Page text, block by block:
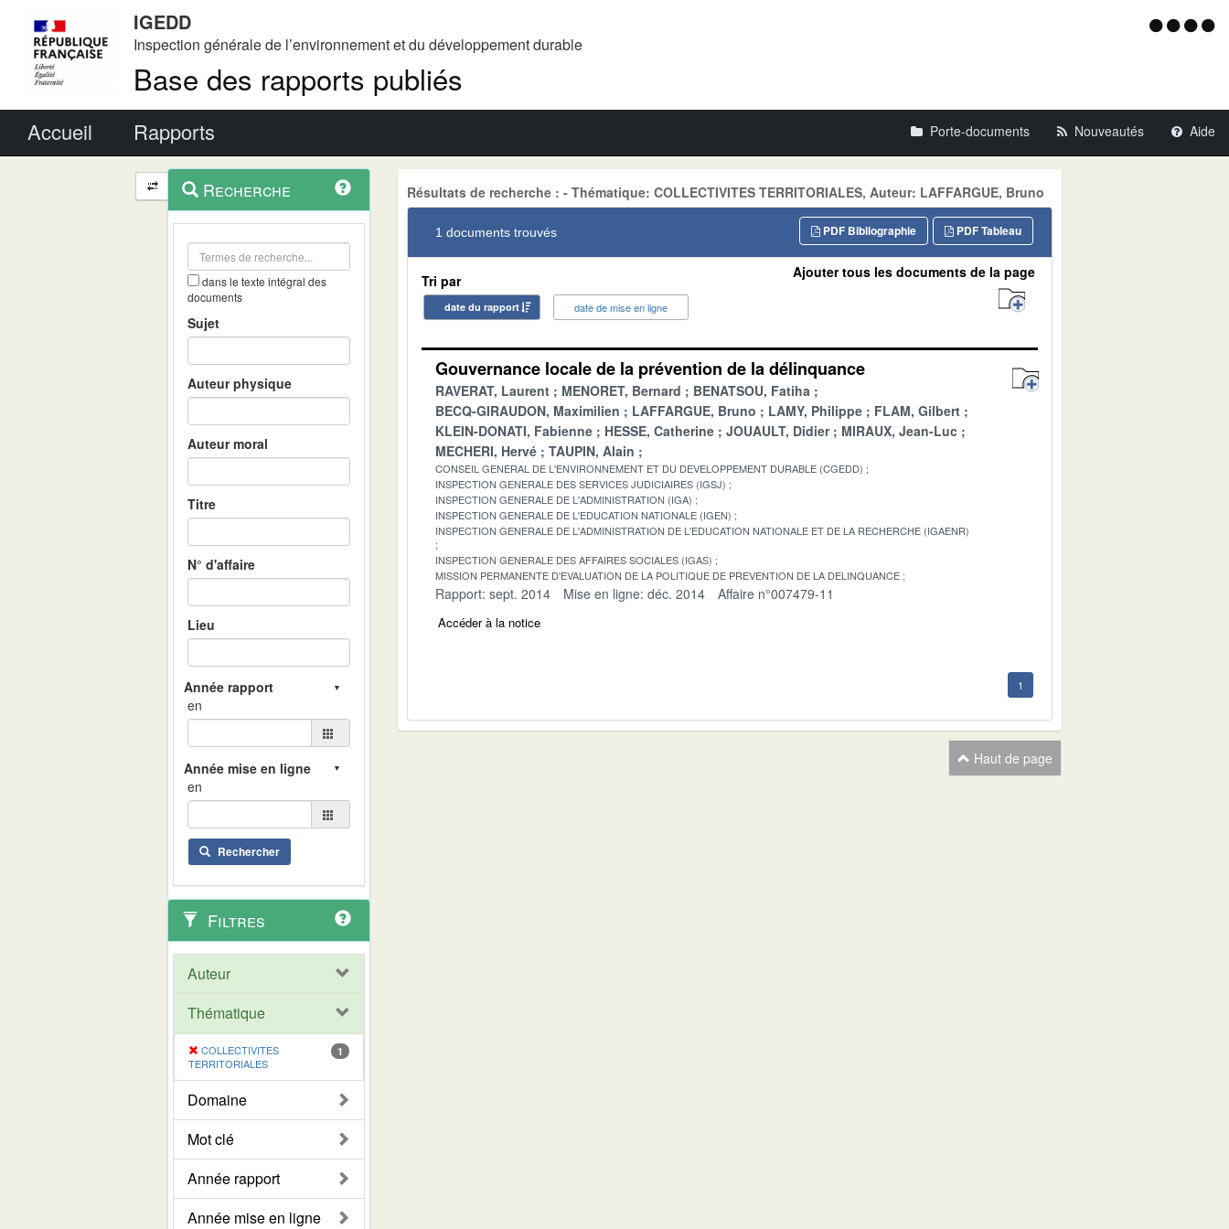
IGEDD
Inspection générale de l’environnement et du développement durable
Base des rapports publiés
Menu
Accueil Rapports Porte-documents Nouveautés Aide
Navigation
et
outils
contextuel
Recherche
dans le texte intégral des
documents
Sujet
Auteur physique
Auteur moral
Titre
N° d'affaire
Lieu
en
en
Rechercher
Filtres
Auteur
Thématique
COLLECTIVITES
TERRITORIALES
1
Domaine
Mot clé
Année rapport
Année mise en ligne
Résultats de recherche : - Thématique: COLLECTIVITES TERRITORIALES, Auteur: LAFFARGUE, Bruno
1 documents trouvés PDF Tableau
PDF Bibliographie
Tri par
date du rapport date de mise en ligne
Ajouter tous les documents de la page
Gouvernance locale de la prévention de la délinquance
RAVERAT, Laurent MENORET, Bernard
BENATSOU, Fatiha
BECQ-GIRAUDON, Maximilien
LAFFARGUE, Bruno LAMY, Philippe
FLAM, Gilbert
KLEIN-DONATI, Fabienne
HESSE, Catherine JOUAULT, Didier
MIRAUX, Jean-Luc
MECHERI, Hervé
TAUPIN, Alain
CONSEIL GENERAL DE L'ENVIRONNEMENT ET DU DEVELOPPEMENT DURABLE (CGEDD)
INSPECTION GENERALE DES SERVICES JUDICIAIRES (IGSJ)
INSPECTION GENERALE DE L'ADMINISTRATION (IGA)
INSPECTION GENERALE DE L'EDUCATION NATIONALE (IGEN)
INSPECTION GENERALE DE L'ADMINISTRATION DE L'EDUCATION NATIONALE ET DE LA RECHERCHE (IGAENR)
INSPECTION GENERALE DES AFFAIRES SOCIALES (IGAS)
MISSION PERMANENTE D'EVALUATION DE LA POLITIQUE DE PREVENTION DE LA DELINQUANCE
Rapport: sept. 2014 Mise en ligne: déc. 2014 Affaire n°007479-11
Accéder à la notice
1
Haut de page